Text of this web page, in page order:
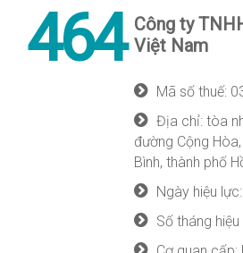
464 Công ty
Việt Nam
Mã số thuế:
Địa chỉ: tòa
đường Cộng
Bình, thành phố
Ngày hiệu
Số tháng